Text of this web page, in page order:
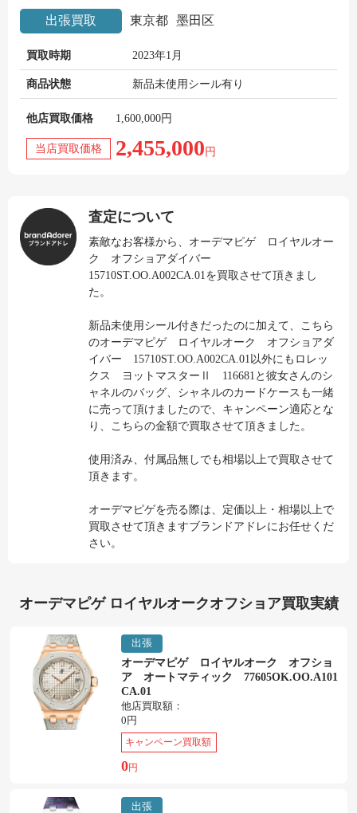
出張買取 東京都 墨田区
買取時期 2023年1月
商品状態 新品未使用シール有り
他店買取価格 1,600,000円
当店買取価格 2,455,000 円
査定について
素敵なお客様から、オーデマピゲ ロイヤルオー
ク オフショアダイバー
15710ST.OO.A002CA.01を買取させて頂きまし
た。
新品未使用シール付きだったのに加えて、こちら
のオーデマピゲ ロイヤルオーク オフショアダ
イバー 15710ST.OO.A002CA.01以外にもロレッ
クス ヨットマスターⅡ 116681と彼女さんのシ
ャネルのバッグ、シャネルのカードケースも一緒
に売って頂けましたので、キャンペーン適応とな
り、こちらの金額で買取させて頂きました。
使用済み、付属品無しでも相場以上で買取させて
頂きます。
オーデマピゲを売る際は、定価以上・相場以上で
買取させて頂きますブランドアドレにお任せくだ
さい。
オーデマピゲ ロイヤルオークオフショア買取実績
出張
オーデマピゲ ロイヤルオーク オフショ
ア オートマティック 77605OK.OO.A101
CA.01
他店買取額：
0円
キャンペーン買取額
0円
出張